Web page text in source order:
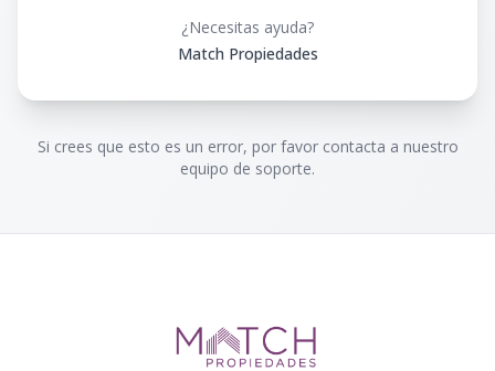
¿Necesitas ayuda?
Match Propiedades
Si crees que esto es un error, por favor contacta a nuestro
equipo de soporte.